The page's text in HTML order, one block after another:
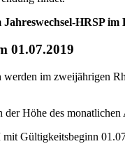
Jahreswechsel-HRSP im
01.07.2019
im zweijährigen
Höhe des
Gültigkeitsbeginn